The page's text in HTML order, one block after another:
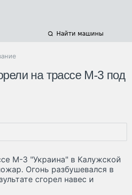
Найти машины
на трассе М-3 под
М-3 "Украина" в Калужской
Огонь разбушевался в
сгорел навес и